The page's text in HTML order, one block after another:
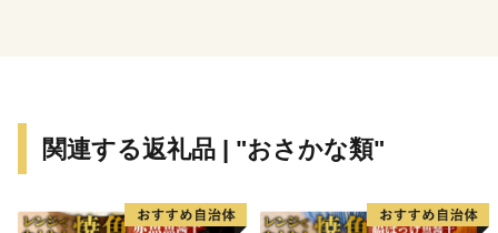
関連する返礼品 | "おさかな類"